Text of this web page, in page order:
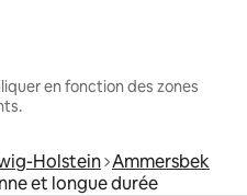
en fonction des zones
Holstein Ammersbek
et longue durée